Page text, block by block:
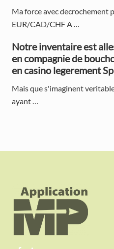
Ma force avec decrochement
EUR/CAD/CHF A …
Notre inventaire est
en compagnie de
en casino legerement
Mais que s'imaginent
ayant …